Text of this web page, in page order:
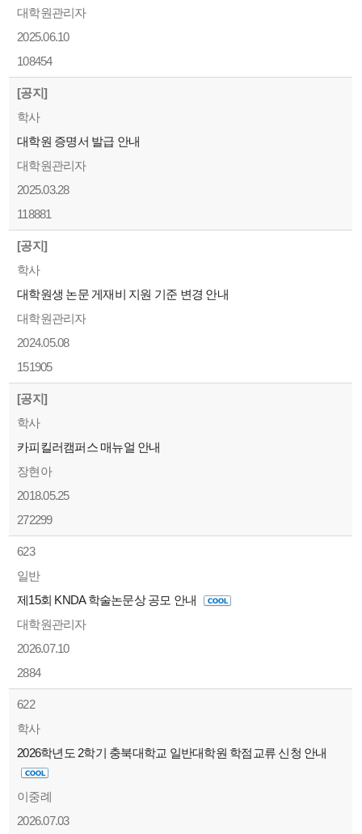
대학원관리자
2025.06.10
108454
[공지]
학사
대학원 증명서 발급 안내
대학원관리자
2025.03.28
118881
[공지]
학사
대학원생 논문 게재비 지원 기준 변경 안내
대학원관리자
2024.05.08
151905
[공지]
학사
카피킬러캠퍼스 매뉴얼 안내
장현아
2018.05.25
272299
623
일반
제15회 KNDA 학술논문상 공모 안내
대학원관리자
2026.07.10
2884
622
학사
2026학년도 2학기 충북대학교 일반대학원 학점교류 신청 안내
이중례
2026.07.03